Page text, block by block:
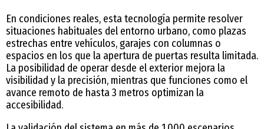
En condiciones reales, esta tecnología permite resolver
situaciones habituales del entorno urbano, como plazas
estrechas entre vehículos, garajes con columnas o
espacios en los que la apertura de puertas resulta limitada.
La posibilidad de operar desde el exterior mejora la
visibilidad y la precisión, mientras que funciones como el
avance remoto de hasta 3 metros optimizan la
accesibilidad.